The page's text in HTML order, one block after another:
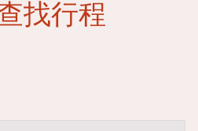
找行程